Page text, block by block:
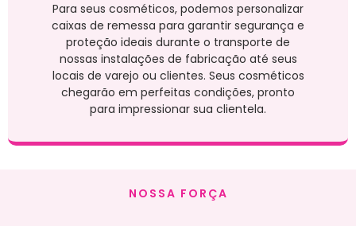
Para seus cosméticos, podemos personalizar
caixas de remessa para garantir segurança e
proteção ideais durante o transporte de
nossas instalações de fabricação até seus
locais de varejo ou clientes. Seus cosméticos
chegarão em perfeitas condições, pronto
para impressionar sua clientela.
NOSSA FORÇA